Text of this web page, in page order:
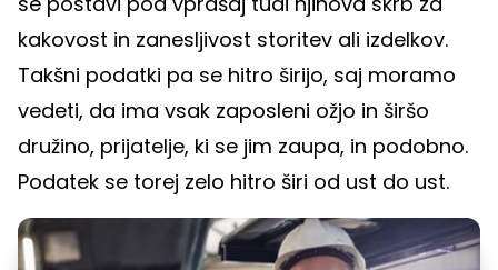
kakovost in zanesljivost storitev ali izdelkov.
Takšni podatki pa se hitro širijo, saj moramo
vedeti, da ima vsak zaposleni ožjo in širšo
družino, prijatelje, ki se jim zaupa, in podobno.
Podatek se torej zelo hitro širi od ust do ust.